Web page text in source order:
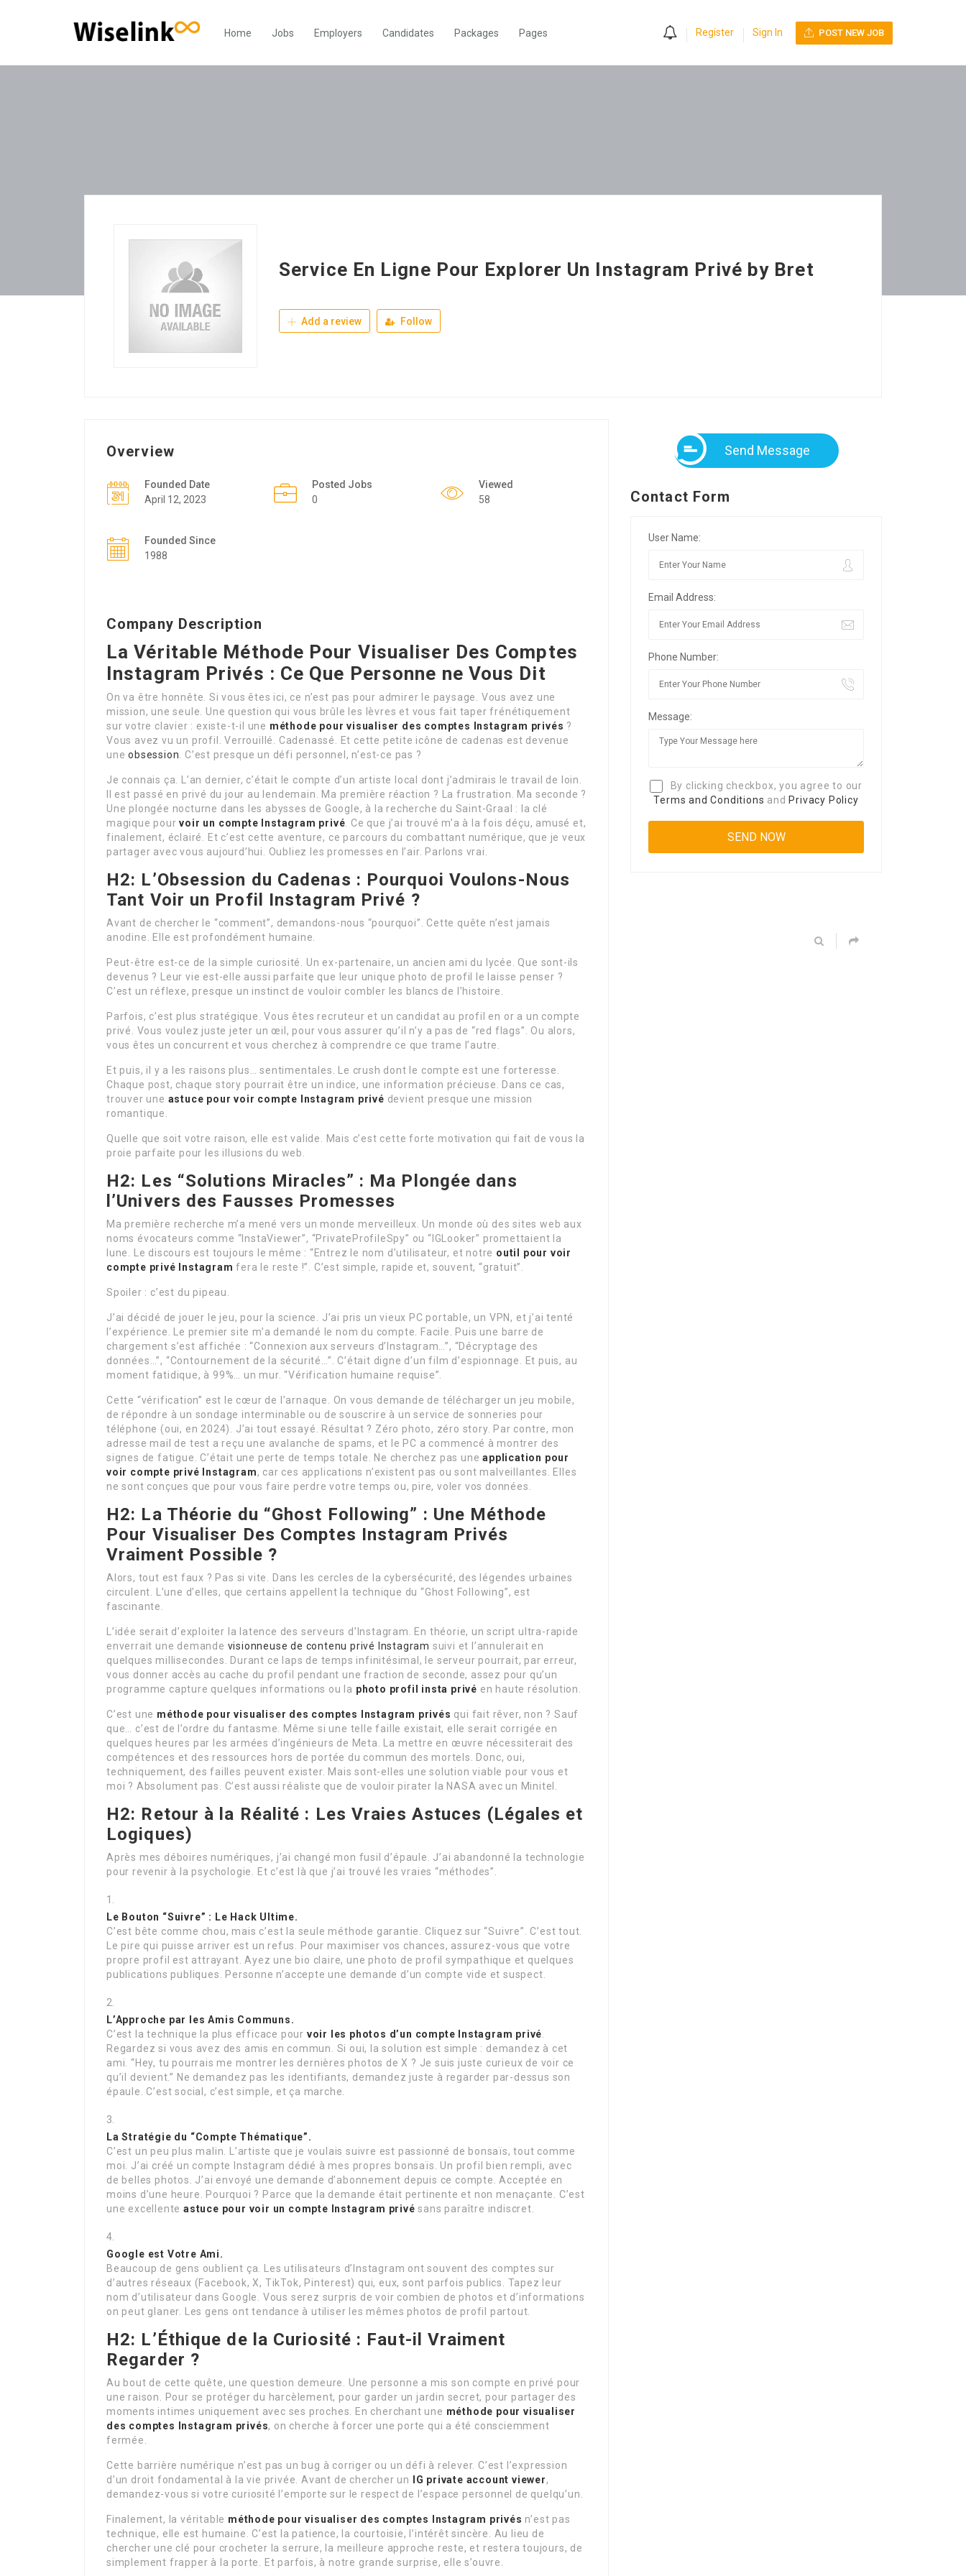
Home Jobs Employers Candidates Packages Pages Register Sign In POST NEW JOB
Service En Ligne Pour Explorer Un Instagram Privé by Bret
Add a review Follow
Overview
Founded Date
April 12, 2023
Posted Jobs
0
Viewed
58
Founded Since
1988
Company Description
La Véritable Méthode Pour Visualiser Des Comptes
Instagram Privés : Ce Que Personne ne Vous Dit
On va être honnête. Si vous êtes ici, ce n’est pas pour admirer le paysage. Vous avez une
mission, une seule. Une question qui vous brûle les lèvres et vous fait taper frénétiquement
sur votre clavier : existe-t-il une méthode pour visualiser des comptes Instagram privés ?
Vous avez vu un profil. Verrouillé. Cadenassé. Et cette petite icône de cadenas est devenue
uneobsession . C’est presque un défi personnel, n’est-ce pas ?
Je connais ça. L’an dernier, c’était le compte d’un artiste local dont j’admirais le travail de loin.
Il est passé en privé du jour au lendemain. Ma première réaction ? La frustration. Ma seconde ?
Une plongée nocturne dans les abysses de Google, à la recherche du Saint-Graal : la clé
magique pourvoir un compte Instagram privé . Ce que j’ai trouvé m’a à la fois déçu, amusé et,
finalement, éclairé. Et c’est cette aventure, ce parcours du combattant numérique, que je veux
partager avec vous aujourd’hui. Oubliez les promesses en l’air. Parlons vrai.
H2: L’Obsession du Cadenas : Pourquoi Voulons-Nous
Tant Voir un Profil Instagram Privé ?
Avant de chercher le “comment”, demandons-nous “pourquoi”. Cette quête n’est jamais
anodine. Elle est profondément humaine.
Peut-être est-ce de la simple curiosité. Un ex-partenaire, un ancien ami du lycée. Que sont-ils
devenus ? Leur vie est-elle aussi parfaite que leur unique photo de profil le laisse penser ?
C’est un réflexe, presque un instinct de vouloir combler les blancs de l’histoire.
Parfois, c’est plus stratégique. Vous êtes recruteur et un candidat au profil en or a un compte
privé. Vous voulez juste jeter un œil, pour vous assurer qu’il n’y a pas de “red flags”. Ou alors,
vous êtes un concurrent et vous cherchez à comprendre ce que trame l’autre.
Et puis, il y a les raisons plus… sentimentales. Le crush dont le compte est une forteresse.
Chaque post, chaque story pourrait être un indice, une information précieuse. Dans ce cas,
trouver une astuce pour voir compte Instagram privé devient presque une mission
romantique.
Quelle que soit votre raison, elle est valide. Mais c’est cette forte motivation qui fait de vous la
proie parfaite pour les illusions du web.
H2: Les “Solutions Miracles” : Ma Plongée dans
l’Univers des Fausses Promesses
Ma première recherche m’a mené vers un monde merveilleux. Un monde où des sites web aux
noms évocateurs comme “InstaViewer”, “PrivateProfileSpy” ou “IGLooker” promettaient la
lune. Le discours est toujours le même : “Entrez le nom d’utilisateur, et notre outil pour voir
compte privé Instagram fera le reste !”. C’est simple, rapide et, souvent, “gratuit”.
Spoiler : c’est du pipeau.
J’ai décidé de jouer le jeu, pour la science. J’ai pris un vieux PC portable, un VPN, et j’ai tenté
l’expérience. Le premier site m’a demandé le nom du compte. Facile. Puis une barre de
chargement s’est affichée : “Connexion aux serveurs d’Instagram…”, “Décryptage des
données…”, “Contournement de la sécurité…”. C’était digne d’un film d’espionnage. Et puis, au
moment fatidique, à 99%… un mur. “Vérification humaine requise”.
Cette “vérification” est le cœur de l’arnaque. On vous demande de télécharger un jeu mobile,
de répondre à un sondage interminable ou de souscrire à un service de sonneries pour
téléphone (oui, en 2024). J’ai tout essayé. Résultat ? Zéro photo, zéro story. Par contre, mon
adresse mail de test a reçu une avalanche de spams, et le PC a commencé à montrer des
signes de fatigue. C’était une perte de temps totale. Ne cherchez pas uneapplication pour
voir compte privé Instagram, car ces applications n’existent pas ou sont malveillantes. Elles
ne sont conçues que pour vous faire perdre votre temps ou, pire, voler vos données.
H2: La Théorie du “Ghost Following” : Une Méthode
Pour Visualiser Des Comptes Instagram Privés
Vraiment Possible ?
Alors, tout est faux ? Pas si vite. Dans les cercles de la cybersécurité, des légendes urbaines
circulent. L’une d’elles, que certains appellent la technique du “Ghost Following”, est
fascinante.
L’idée serait d’exploiter la latence des serveurs d’Instagram. En théorie, un script ultra-rapide
enverrait une demande visionneuse de contenu privé Instagram suivi et l’annulerait en
quelques millisecondes. Durant ce laps de temps infinitésimal, le serveur pourrait, par erreur,
vous donner accès au cache du profil pendant une fraction de seconde, assez pour qu’un
programme capture quelques informations ou la photo profil insta privé en haute résolution.
C’est une méthode pour visualiser des comptes Instagram privés qui fait rêver, non ? Sauf
que… c’est de l’ordre du fantasme. Même si une telle faille existait, elle serait corrigée en
quelques heures par les armées d’ingénieurs de Meta. La mettre en œuvre nécessiterait des
compétences et des ressources hors de portée du commun des mortels. Donc, oui,
techniquement, des failles peuvent exister. Mais sont-elles une solution viable pour vous et
moi ? Absolument pas. C’est aussi réaliste que de vouloir pirater la NASA avec un Minitel.
H2: Retour à la Réalité : Les Vraies Astuces (Légales et
Logiques)
Après mes déboires numériques, j’ai changé mon fusil d’épaule. J’ai abandonné la technologie
pour revenir à la psychologie. Et c’est là que j’ai trouvé les vraies “méthodes”.
Le Bouton “Suivre” : Le Hack Ultime.
C’est bête comme chou, mais c’est la seule méthode garantie. Cliquez sur “Suivre”. C’est tout.
Le pire qui puisse arriver est un refus. Pour maximiser vos chances, assurez-vous que votre
propre profil est attrayant. Ayez une bio claire, une photo de profil sympathique et quelques
publications publiques. Personne n’accepte une demande d’un compte vide et suspect.
L’Approche par les Amis Communs.
C’est la technique la plus efficace pour voir les photos d’un compte Instagram privé
Regardez si vous avez des amis en commun. Si oui, la solution est simple : demandez à cet
ami. “Hey, tu pourrais me montrer les dernières photos de X ? Je suis juste curieux de voir ce
qu’il devient.” Ne demandez pas les identifiants, demandez juste à regarder par-dessus son
épaule. C’est social, c’est simple, et ça marche.
La Stratégie du “Compte Thématique”.
C’est un peu plus malin. L’artiste que je voulais suivre est passionné de bonsaïs, tout comme
moi. J’ai créé un compte Instagram dédié à mes propres bonsaïs. Un profil bien rempli, avec
de belles photos. J’ai envoyé une demande d’abonnement depuis ce compte. Acceptée en
moins d’une heure. Pourquoi ? Parce que la demande était pertinente et non menaçante. C’est
une excellenteastuce pour voir un compte Instagram privé sans paraître indiscret.
Google est Votre Ami.
Beaucoup de gens oublient ça. Les utilisateurs d’Instagram ont souvent des comptes sur
d’autres réseaux (Facebook, X, TikTok, Pinterest) qui, eux, sont parfois publics. Tapez leur
nom d’utilisateur dans Google. Vous serez surpris de voir combien de photos et d’informations
on peut glaner. Les gens ont tendance à utiliser les mêmes photos de profil partout.
H2: L’Éthique de la Curiosité : Faut-il Vraiment
Regarder ?
Au bout de cette quête, une question demeure. Une personne a mis son compte en privé pour
une raison. Pour se protéger du harcèlement, pour garder un jardin secret, pour partager des
moments intimes uniquement avec ses proches. En cherchant une méthode pour visualiser
des comptes Instagram privés, on cherche à forcer une porte qui a été consciemment
fermée.
Cette barrière numérique n’est pas un bug à corriger ou un défi à relever. C’est l’expression
d’un droit fondamental à la vie privée. Avant de chercher un
IG private account viewer,
demandez-vous si votre curiosité l’emporte sur le respect de l’espace personnel de quelqu’un.
Finalement, la véritable méthode pour visualiser des comptes Instagram privés n’est pas
technique, elle est humaine. C’est la patience, la courtoisie, l’intérêt sincère. Au lieu de
chercher une clé pour crocheter la serrure, la meilleure approche reste, et restera toujours, de
simplement frapper à la porte. Et parfois, à notre grande surprise, elle s’ouvre.
Send Message
Contact Form
User Name:
Email Address:
Phone Number:
Message:
By clicking checkbox, you agree to our
Terms and Conditions and Privacy Policy